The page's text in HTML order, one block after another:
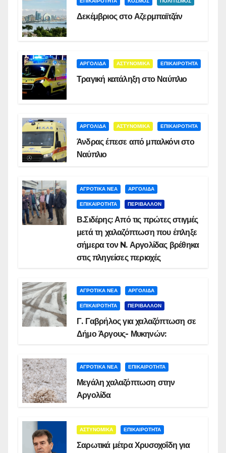
Δεκέμβριος στο Αζερμπαϊτζάν
ΑΡΓΟΛΙΔΑ ΑΣΤΥΝΟΜΙΚΑ ΕΠΙΚΑΙΡΟΤΗΤΑ
Τραγική κατάληξη στο Ναύπλιο
ΑΡΓΟΛΙΔΑ ΑΣΤΥΝΟΜΙΚΑ ΕΠΙΚΑΙΡΟΤΗΤΑ
Άνδρας έπεσε από μπαλκόνι στο
Ναύπλιο
ΑΓΡΟΤΙΚΑ ΝΕΑ ΑΡΓΟΛΙΔΑ
ΕΠΙΚΑΙΡΟΤΗΤΑ ΠΕΡΙΒΑΛΛΟΝ
Β.Σιδέρης: Από τις πρώτες στιγμές
μετά τη χαλαζόπτωση που έπληξε
σήμερα τον N. Αργολίδας βρέθηκα
στις πληγείσες περιοχές
ΑΓΡΟΤΙΚΑ ΝΕΑ ΑΡΓΟΛΙΔΑ
ΕΠΙΚΑΙΡΟΤΗΤΑ ΠΕΡΙΒΑΛΛΟΝ
Γ. Γαβρήλος για χαλαζόπτωση σε
Δήμο Άργους- Μυκηνών:
ΑΓΡΟΤΙΚΑ ΝΕΑ ΕΠΙΚΑΙΡΟΤΗΤΑ
Μεγάλη χαλαζόπτωση στην
Αργολίδα
ΑΣΤΥΝΟΜΙΚΑ ΕΠΙΚΑΙΡΟΤΗΤΑ
Σαρωτικά μέτρα Χρυσοχοΐδη για